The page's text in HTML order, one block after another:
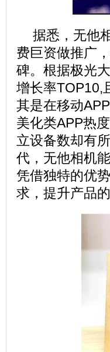
据悉，无他
费巨资做推广
碑。根据极光
增长率TOP10,
其是在移动
美化类APP热
立设备数却有
代，无他相机
凭借独特的优
求，提升产品